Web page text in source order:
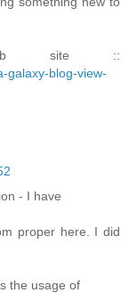
site ::
galaxy-blog-view-
- I have
proper here. I did
the usage of